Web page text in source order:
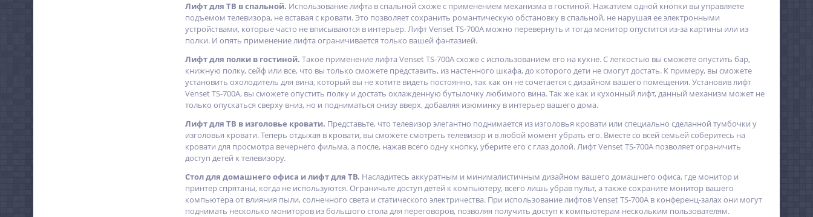
Лифт для ТВ в спальной. Использование лифта в спальной схоже с применением механизма в гостиной. Нажатием одной кнопки вы управляете
подъемом телевизора, не вставая с кровати. Это позволяет сохранить романтическую обстановку в спальной, не нарушая ее электронными
устройствами, которые часто не вписываются в интерьер. Лифт Venset TS-700A можно перевернуть и тогда монитор опустится из-за картины или из
полки. И опять применение лифта ограничивается только вашей фантазией.
Лифт для полки в гостиной. Такое применение лифта Venset TS-700A схоже с использованием его на кухне. С легкостью вы сможете опустить бар,
книжную полку, сейф или все, что вы только сможете представить, из настенного шкафа, до которого дети не смогут достать. К примеру, вы сможете
установить охолодитель для вина, который вы не хотите видеть постоянно, так как он не сочетается с дизайном вашего помещения. Установив лифт
Venset TS-700A, вы сможете опустить полку и достать охлажденную бутылочку любимого вина. Так же как и кухонный лифт, данный механизм может не
только опускаться сверху вниз, но и подниматься снизу вверх, добавляя изюминку в интерьер вашего дома.
Лифт для ТВ в изголовье кровати. Представьте, что телевизор элегантно поднимается из изголовья кровати или специально сделанной тумбочки у
изголовья кровати. Теперь отдыхая в кровати, вы сможете смотреть телевизор и в любой момент убрать его. Вместе со всей семьей соберитесь на
кровати для просмотра вечернего фильма, а после, нажав всего одну кнопку, уберите его с глаз долой. Лифт Venset TS-700A позволяет ограничить
доступ детей к телевизору.
Стол для домашнего офиса и лифт для ТВ. Насладитесь аккуратным и минималистичным дизайном вашего домашнего офиса, где монитор и
принтер спрятаны, когда не используются. Ограничьте доступ детей к компьютеру, всего лишь убрав пульт, а также сохраните монитор вашего
компьютера от влияния пыли, солнечного света и статического электричества. При использование лифтов Venset TS-700A в конференц-залах они могут
поднимать несколько мониторов из большого стола для переговоров, позволяя получить доступ к компьютерам нескольким пользователям.